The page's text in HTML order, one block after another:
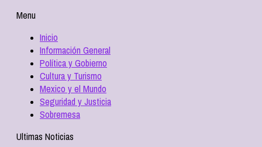
Menu
Inicio
Información General
Política y Gobierno
Cultura y Turismo
Mexico y el Mundo
Seguridad y Justicia
Sobremesa
Ultimas Noticias